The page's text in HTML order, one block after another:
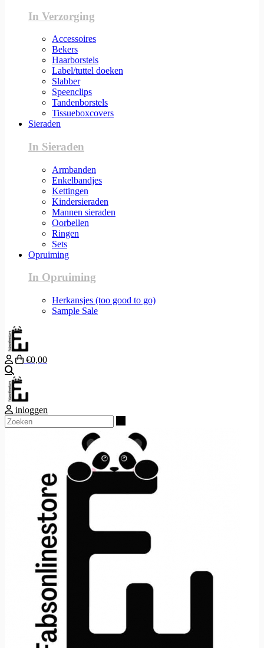
In Verzorging
Accessoires
Bekers
Haarborstels
Label/tuttel doeken
Slabber
Speenclips
Tandenborstels
Tissueboxcovers
Sieraden
In Sieraden
Armbanden
Enkelbandjes
Kettingen
Kindersieraden
Mannen sieraden
Oorbellen
Ringen
Sets
Opruiming
In Opruiming
Herkansjes (too good to go)
Sample Sale
€0,00
inloggen